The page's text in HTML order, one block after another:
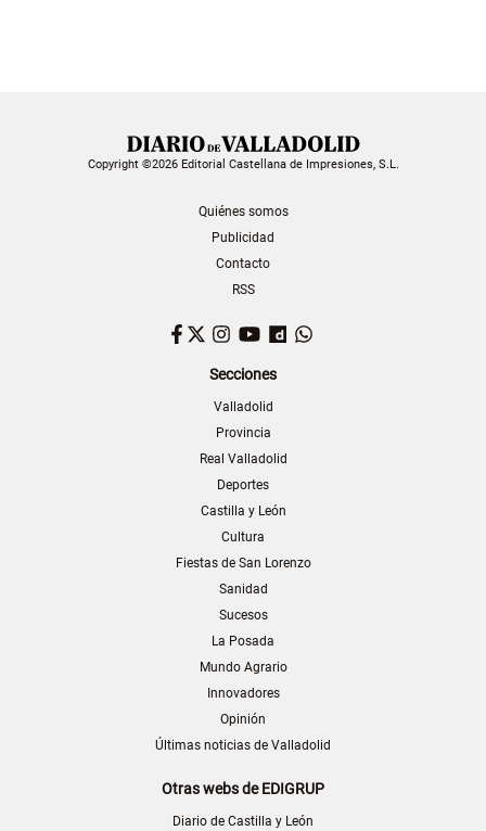
Copyright ©2026 Editorial Castellana de Impresiones, S.L.
Quiénes somos
Publicidad
Contacto
RSS
Facebook
TwitterInstagram
YouTubeDailymotion
Secciones
Valladolid
Provincia
Real Valladolid
Deportes
Castilla y León
Cultura
Fiestas de San Lorenzo
Sanidad
Sucesos
La Posada
Mundo Agrario
Innovadores
Opinión
Últimas noticias de Valladolid
Otras webs de EDIGRUP
Diario de Castilla y León